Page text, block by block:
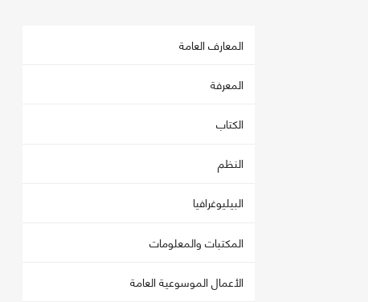
المعارف العامة
المعرفة
الكتاب
النظم
البيليوغرافيا
المكتبات والمعلومات
الأعمال الموسوعية العامة